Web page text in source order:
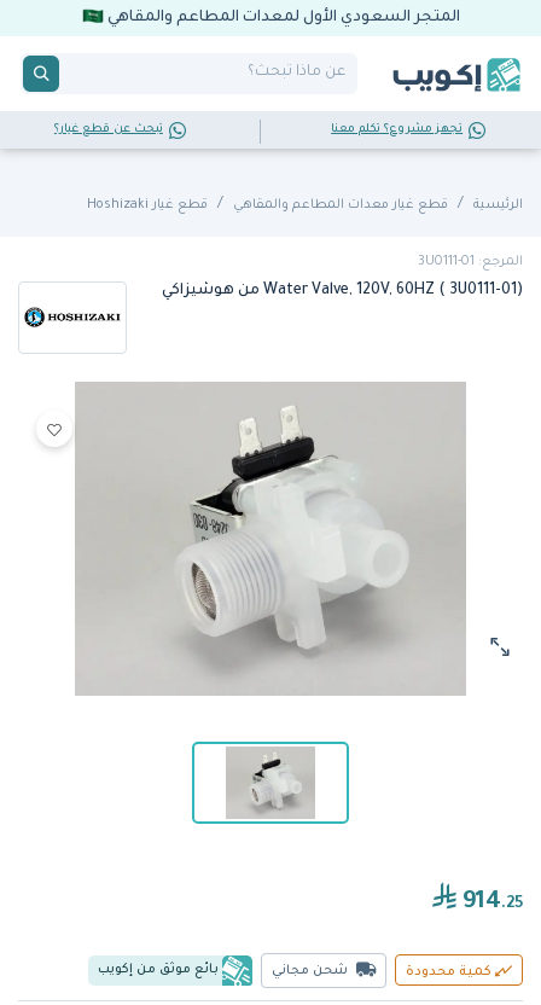
المتجر السعودي الأول لمعدات المطاعم والمقاهي
تجهز مشروع؟ تكلم معنا تبحث عن قطع غيار؟
الرئيسية قطع غيار معدات المطاعم والمقاهي قطع غيار Hoshizaki
المرجع: 3U0111-01
Water Valve, 120V, 60HZ ( 3U0111-01) من هوشيزاكي
914.25
كمية محدودة شحن مجاني بائع موثق من إكويب